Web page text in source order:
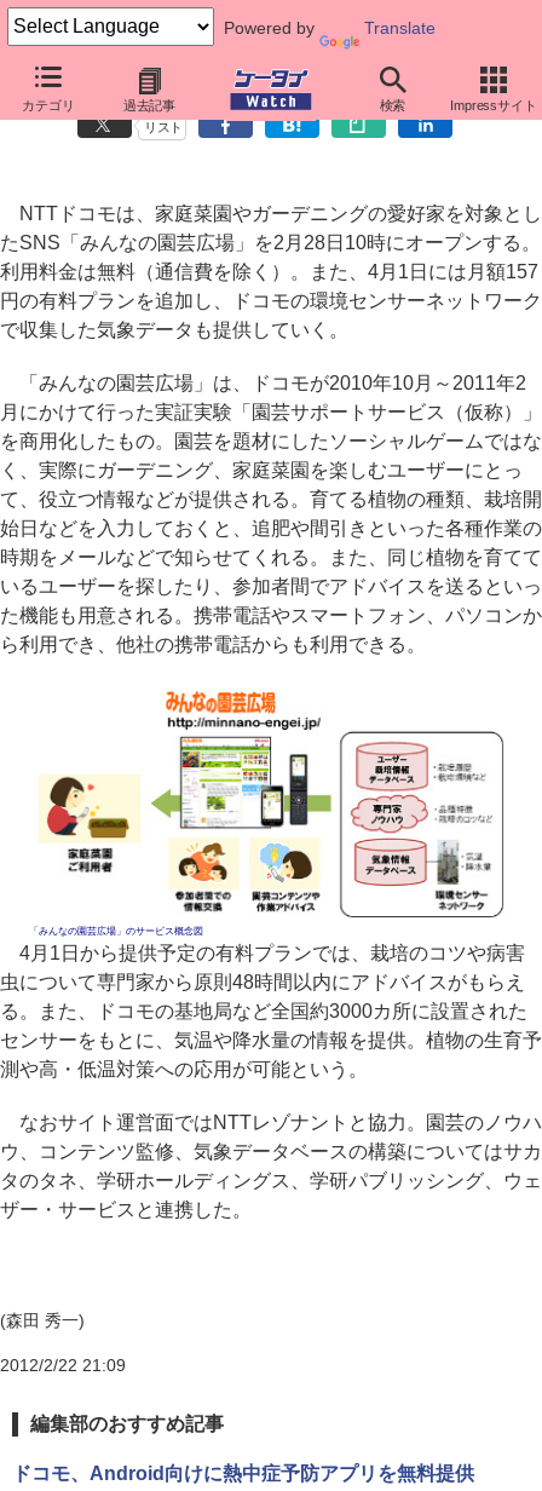
Powered by Translate
カテゴリ 過去記事 検索 Impressサイト
ドコモ、ガーデニング愛好家向けSNS「みんなの園芸広場」
リスト
NTTドコモは、家庭菜園やガーデニングの愛好家を対象とし
たSNS「みんなの園芸広場」を2月28日10時にオープンする。
利用料金は無料（通信費を除く）。また、4月1日には月額157
円の有料プランを追加し、ドコモの環境センサーネットワーク
で収集した気象データも提供していく。
「みんなの園芸広場」は、ドコモが2010年10月～2011年2
月にかけて行った実証実験「園芸サポートサービス（仮称）」
を商用化したもの。園芸を題材にしたソーシャルゲームではな
く、実際にガーデニング、家庭菜園を楽しむユーザーにとっ
て、役立つ情報などが提供される。育てる植物の種類、栽培開
始日などを入力しておくと、追肥や間引きといった各種作業の
時期をメールなどで知らせてくれる。また、同じ植物を育てて
いるユーザーを探したり、参加者間でアドバイスを送るといっ
た機能も用意される。携帯電話やスマートフォン、パソコンか
ら利用でき、他社の携帯電話からも利用できる。
「みんなの園芸広場」のサービス概念図
4月1日から提供予定の有料プランでは、栽培のコツや病害
虫について専門家から原則48時間以内にアドバイスがもらえ
る。また、ドコモの基地局など全国約3000カ所に設置された
センサーをもとに、気温や降水量の情報を提供。植物の生育予
測や高・低温対策への応用が可能という。
なおサイト運営面ではNTTレゾナントと協力。園芸のノウハ
ウ、コンテンツ監修、気象データベースの構築についてはサカ
タのタネ、学研ホールディングス、学研パブリッシング、ウェ
ザー・サービスと連携した。
(森田 秀一)
2012/2/22 21:09
編集部のおすすめ記事
ドコモ、Android向けに熱中症予防アプリを無料提供